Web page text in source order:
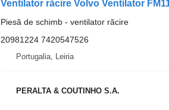
Ventilator răcire Volvo Ventilator
Piesă de schimb - ventilator răcire
20981224 7420547526
Portugalia, Leiria
PERALTA & COUTINHO S.A.